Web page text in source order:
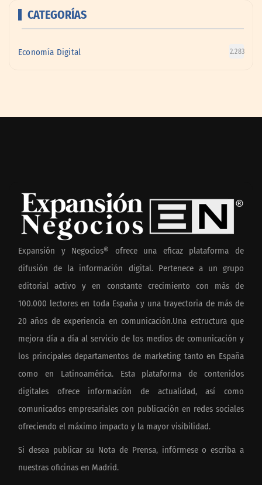
CATEGORÍAS
Economía Digital 2.283
Expansión y Negocios® ofrece una eficaz plataforma de
difusión de la información digital. Pertenece a un grupo
editorial activo y en constante crecimiento con más de
100.000 lectores en toda España y una trayectoria de más de
20 años de experiencia en comunicación.Una estructura que
mejora día a día al servicio de los medios de comunicación y
los principales departamentos de marketing tanto en España
como en Latinoamérica. Esta plataforma de contenidos
digitales ofrece información de actualidad, así como
comunicados empresariales con publicación en redes sociales
ofreciendo el máximo impacto y la mayor visibilidad.
Si desea publicar su Nota de Prensa, infórmese o escriba a
nuestras oficinas en Madrid.